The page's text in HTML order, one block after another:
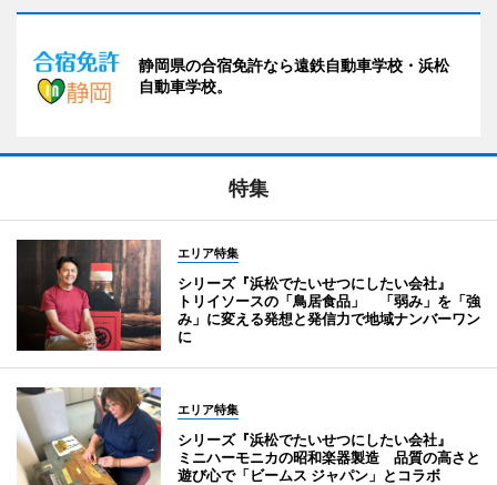
静岡県の合宿免許なら遠鉄自動車学校・浜松
自動車学校。
特集
エリア特集
シリーズ『浜松でたいせつにしたい会社』
トリイソースの「鳥居食品」 「弱み」を「強
み」に変える発想と発信力で地域ナンバーワン
に
エリア特集
シリーズ『浜松でたいせつにしたい会社』
ミニハーモニカの昭和楽器製造 品質の高さと
遊び心で「ビームス ジャパン」とコラボ